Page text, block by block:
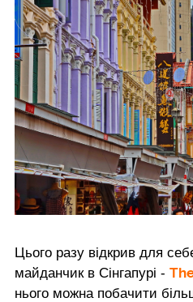
Цього разу відкрив для
майданчик в Сінгапурі -
нього можна побачити